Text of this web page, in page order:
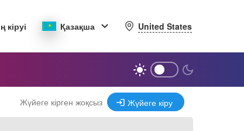
кіруі Қазақша United States
Жүйеге кірген жоқсыз Жүйеге кіру